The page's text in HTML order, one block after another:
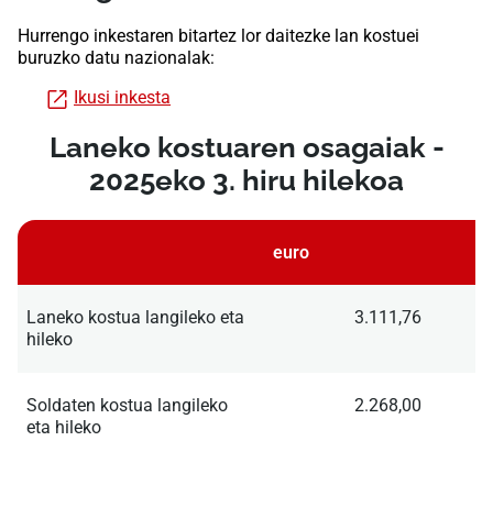
​​​​​Hurrengo inkestaren bitartez lor daitezke lan kostuei
buruzko datu nazionalak:
Ikusi inkesta
Laneko kostuaren osagaiak -
2025eko 3. hiru hilekoa
euro
Laneko kostua langileko eta
hileko
3.111,76
Soldaten kostua langileko
eta hileko
2.268,00